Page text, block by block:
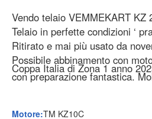
Vendo telaio VEMMEKART KZ
Telaio in perfette condizioni ‘
Ritirato e mai più usato da
Possibile abbinamento con
Coppa Italia di Zona 1 anno
con preparazione fantastica.
Motore:TM KZ10C